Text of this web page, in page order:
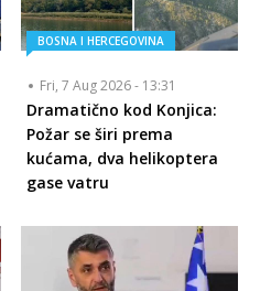
BOSNA I HERCEGOVINA
Fri, 7 Aug 2026 - 13:31
Dramatično kod Konjica:
Požar se širi prema
kućama, dva helikoptera
gase vatru